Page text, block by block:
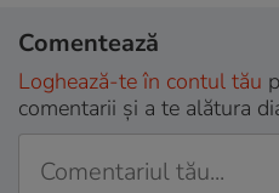
Comentează
Loghează-te în contul tău
comentarii și a te alătura